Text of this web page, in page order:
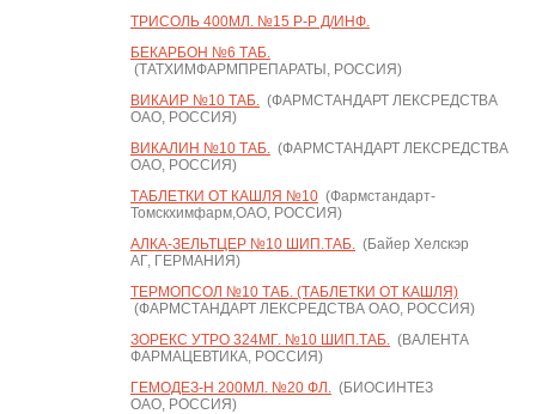
ТРИСОЛЬ 400МЛ. №15 Р-Р Д/ИНФ.
БЕКАРБОН №6 ТАБ.
(ТАТХИМФАРМПРЕПАРАТЫ, РОССИЯ)
ВИКАИР №10 ТАБ.(ФАРМСТАНДАРТ ЛЕКСРЕДСТВА
ОАО, РОССИЯ)
ВИКАЛИН №10 ТАБ.(ФАРМСТАНДАРТ ЛЕКСРЕДСТВА
ОАО, РОССИЯ)
ТАБЛЕТКИ ОТ КАШЛЯ №10(Фармстандарт-
Томскхимфарм,ОАО, РОССИЯ)
АЛКА-ЗЕЛЬТЦЕР №10 ШИП.ТАБ.(Байер Хелскэр
АГ, ГЕРМАНИЯ)
ТЕРМОПСОЛ №10 ТАБ. (ТАБЛЕТКИ ОТ КАШЛЯ)
(ФАРМСТАНДАРТ ЛЕКСРЕДСТВА ОАО, РОССИЯ)
ЗОРЕКС УТРО 324МГ. №10 ШИП.ТАБ.(ВАЛЕНТА
ФАРМАЦЕВТИКА, РОССИЯ)
ГЕМОДЕЗ-Н 200МЛ. №20 ФЛ.(БИОСИНТЕЗ
ОАО, РОССИЯ)